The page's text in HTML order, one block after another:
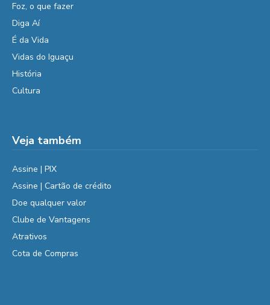
Foz, o que fazer
Diga Aí
É da Vida
Vidas do Iguaçu
História
Cultura
Veja também
Assine | PIX
Assine | Cartão de crédito
Doe qualquer valor
Clube de Vantagens
Atrativos
Cota de Compras